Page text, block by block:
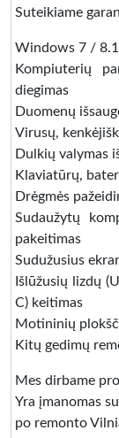
Suteikiame
Windows 7 / 8.1
Kompiuterių
diegimas
Duomenų
Virusų,
Dulkių valymas
Klaviatūrų,
Drėgmės
Sudaužytų
pakeitimas
Sudužusius
Išlūžusių lizdų
C) keitimas
Motininių
Kitų gedimų
Mes dirbame
Yra įmanomas
po remonto